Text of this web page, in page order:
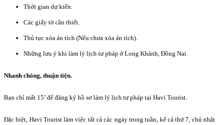
Thời gian dự kiến.
Các giấy tờ cần thiết.
Thủ tục xóa án tích (Nếu chưa xóa án tích).
Những lưu ý khi làm lý lịch tư pháp ở Long Khánh, Đồng Nai.
Nhanh chóng, thuận tiện.
Bạn chỉ mất 15’ để đăng ký hồ sơ làm lý lịch tư pháp tại Havi Tourist.
Đặc biệt, Havi Tourist làm việc tất cả các ngày trong tuần, kể cả thứ 7, chủ nhật